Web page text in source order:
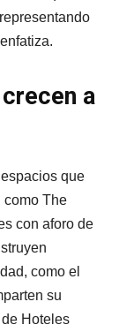
a
que
como The
con aforo de
como el
su
Hoteles